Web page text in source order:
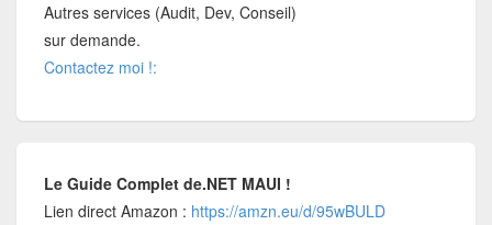
Autres services (Audit, Dev, Conseil)
sur demande.
Contactez moi !:
Le Guide Complet de.NET MAUI !
Lien direct Amazon : https://amzn.eu/d/95wBULD